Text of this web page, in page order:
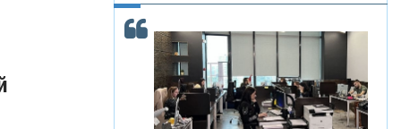
КОНТАКТЫ
Скорость - один из главных трендов в
кредитовании бизнеса - «Интервью»